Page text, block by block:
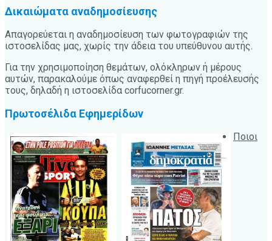
Δικαιώματα αναδημοσίευσης
Απαγορεύεται η αναδημοσίευση των φωτογραφιών της
ιστοσελίδας μας, χωρίς την άδεια του υπεύθυνου αυτής.
Για την χρησιμοποίηση θεμάτων, ολόκληρων ή μέρους
αυτών, παρακαλούμε όπως αναφερθεί η πηγή προέλευσής
τους, δηλαδή η ιστοσελίδα corfucorner.gr.
Πρωτοσέλιδα Εφημερίδων
Ποιοι